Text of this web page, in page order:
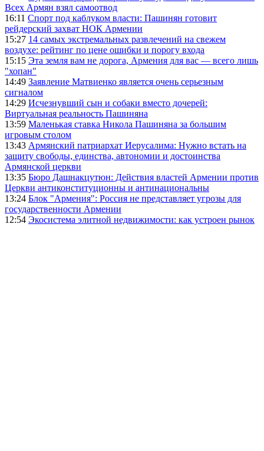
Всех Армян взял самоотвод
16:11 Спорт под каблуком власти: Пашинян готовит
рейдерский захват НОК Армении
15:27 14 самых экстремальных развлечений на свежем
воздухе: рейтинг по цене ошибки и порогу входа
15:15 Эта земля вам не дорога, Армения для вас — всего лишь
"хопан"
14:49 Заявление Матвиенко является очень серьезным
сигналом
14:29 Исчезнувший сын и собаки вместо дочерей:
Виртуальная реальность Пашиняна
13:59 Маленькая ставка Никола Пашиняна за большим
игровым столом
13:43 Армянский патриархат Иерусалима: Нужно встать на
защиту свободы, единства, автономии и достоинства
Армянской церкви
13:35 Бюро Дашнакцутюн: Действия властей Армении против
Церкви антиконституционны и антинациональны
13:24 Блок "Армения": Россия не представляет угрозы для
государственности Армении
12:54 Экосистема элитной недвижимости: как устроен рынок